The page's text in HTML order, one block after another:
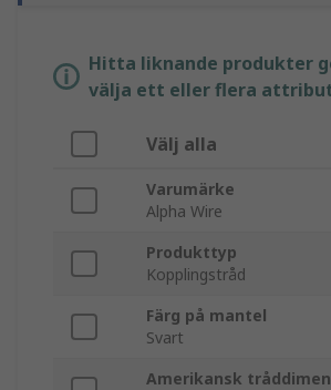
Hitta liknande produkter
välja ett eller flera
Välj alla
Varumärke
Alpha Wire
Produkttyp
Kopplingstråd
Färg på mantel
Svart
Amerikansk